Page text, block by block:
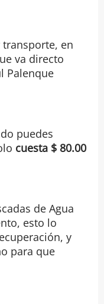
en
va directo
Palenque
puedes
cuesta $ 80.00
de Agua
esto lo
y
para que